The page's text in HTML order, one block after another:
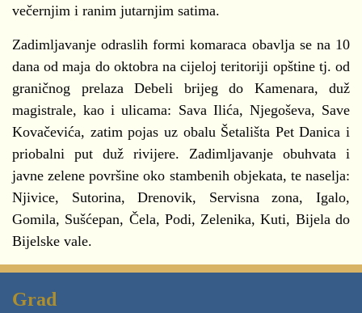
večernjim i ranim jutarnjim satima.
Zadimljavanje odraslih formi komaraca obavlja se na 10
dana od maja do oktobra na cijeloj teritoriji opštine tj. od
graničnog prelaza Debeli brijeg do Kamenara, duž
magistrale, kao i ulicama: Sava Ilića, Njegoševa, Save
Kovačevića, zatim pojas uz obalu Šetališta Pet Danica i
priobalni put duž rivijere. Zadimljavanje obuhvata i
javne zelene površine oko stambenih objekata, te naselja:
Njivice, Sutorina, Drenovik, Servisna zona, Igalo,
Gomila, Sušćepan, Čela, Podi, Zelenika, Kuti, Bijela do
Bijelske vale.
Grad